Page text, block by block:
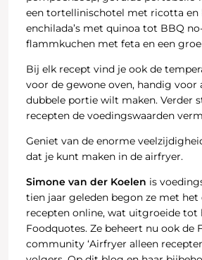
een tortellinischotel met ricotta en
enchilada’s met quinoa tot BBQ
flammkuchen met feta en een
Bij elk recept vind je ook de
voor de gewone oven, handig voor
dubbele portie wilt maken. Verder
recepten de voedingswaarden
Geniet van de enorme
dat je kunt maken in de airfryer.
Simone van der Koelen is
tien jaar geleden begon ze met het
recepten online, wat uitgroeide tot
Foodquotes. Ze beheert nu ook de
community ‘Airfryer alleen